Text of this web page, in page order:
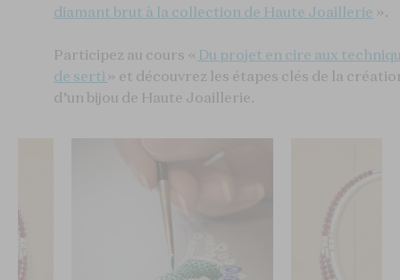
diamant brut à la collection de Haute Joaillerie ».
Participez au cours « Du projet en cire aux
de serti » et découvrez les étapes clés de la
d’un bijou de Haute Joaillerie.